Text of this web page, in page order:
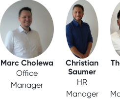
Marc Cholewa
Office
Manager
Christian
Saumer
HR
Manager